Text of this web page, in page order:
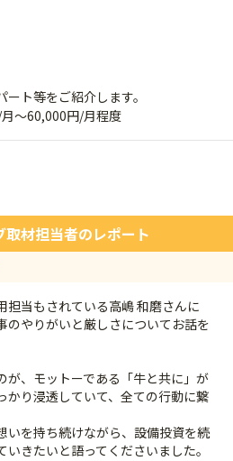
ト等をご紹介します。
～60,000円/月程度
取材担当者のレポート
担当もされている高嶋 和磨さんに
のやりがいと厳しさについてお話を
が、モットーである「牛と共に」が
かり浸透していて、全ての行動に繋
いを持ち続けながら、設備投資を続
きたいと語ってくださいました。